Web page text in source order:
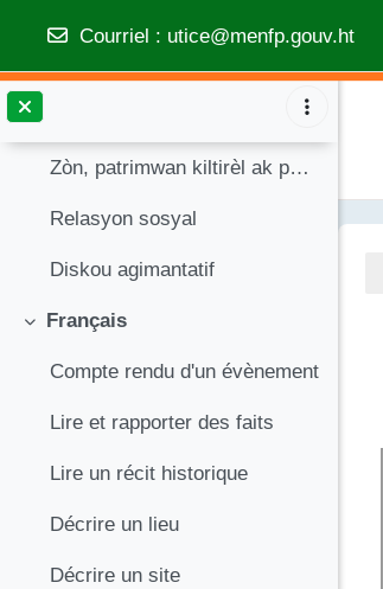
Passer au contenu principal
Courriel : utice@menfp.gouv.ht
Replier
Replier
Créole
Istwa, kont kreyòl nan karayib la
Zòn, patrimwan kiltirèl ak pèsonaj imajinè
Relasyon sosyal
Diskou agimantatif
Replier
Français
Compte rendu d'un évènement
Lire et rapporter des faits
Lire un récit historique
Décrire un lieu
Décrire un site